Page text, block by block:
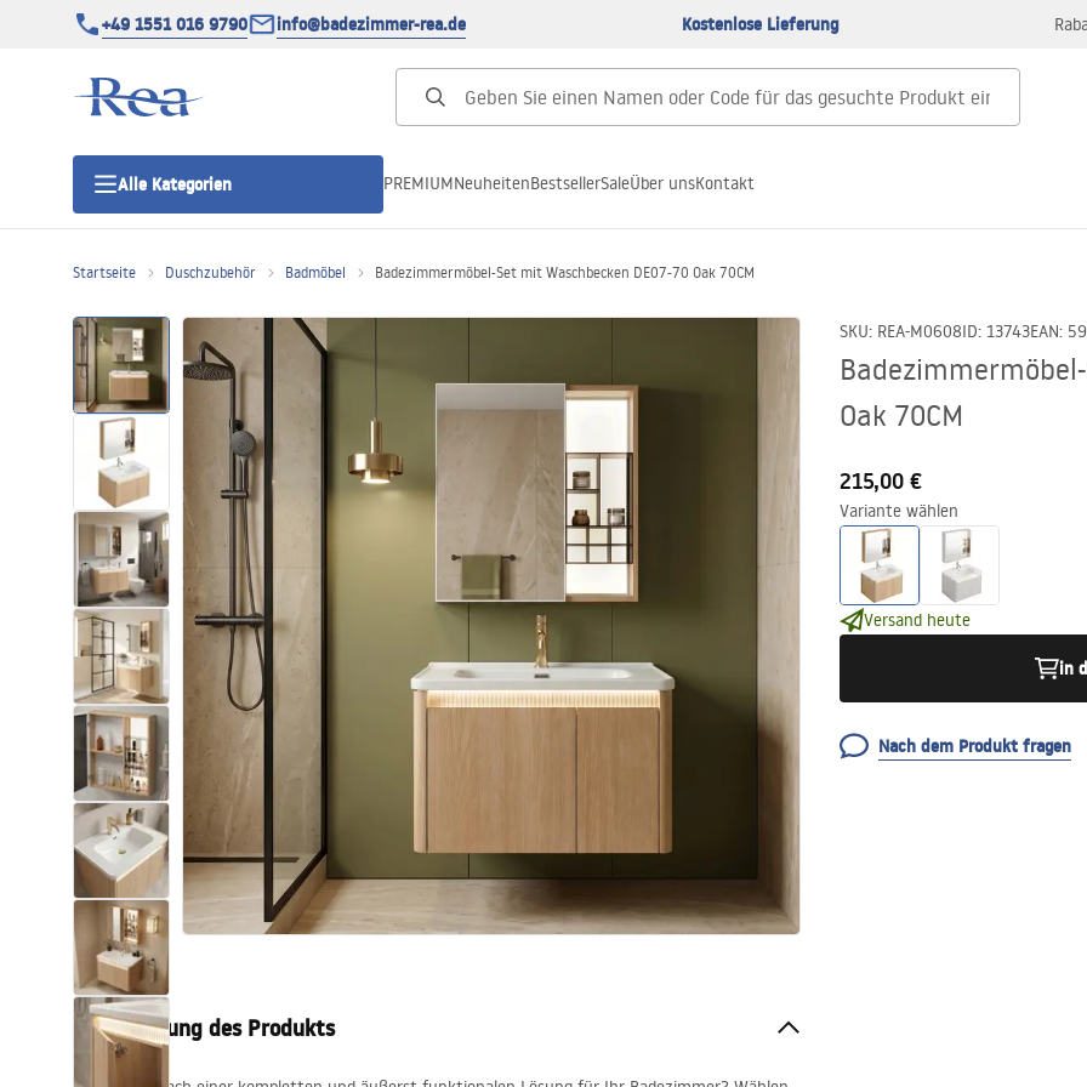
+49 1551 016 9790 info@badezimmer-rea.de Kostenlose Lieferung
Alle Kategorien
Duschtüren
Duschwannen
Duschrinnen
Toiletten
Waschbecken
Wannen und
Badewannenaufsätze
Badarmaturen
Duschen
Küche
Badezimmerzubehör und Möbel
PREMIUMNeuheitenBestsellerSaleÜber unsKontakt
Startseite Duschzubehör Badmöbel Badezimmermöbel-Set mit Waschbecken DE07-70 Oak 70CM
SKU: REA-M0608ID: 13743EAN:
Oak 70CM
215,00 €
Variante wählen
Versand heute
in
Nach dem Produkt fragen
Beschreibung des Produkts